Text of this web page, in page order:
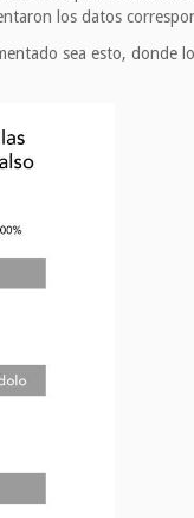
los datos
sea esto, donde